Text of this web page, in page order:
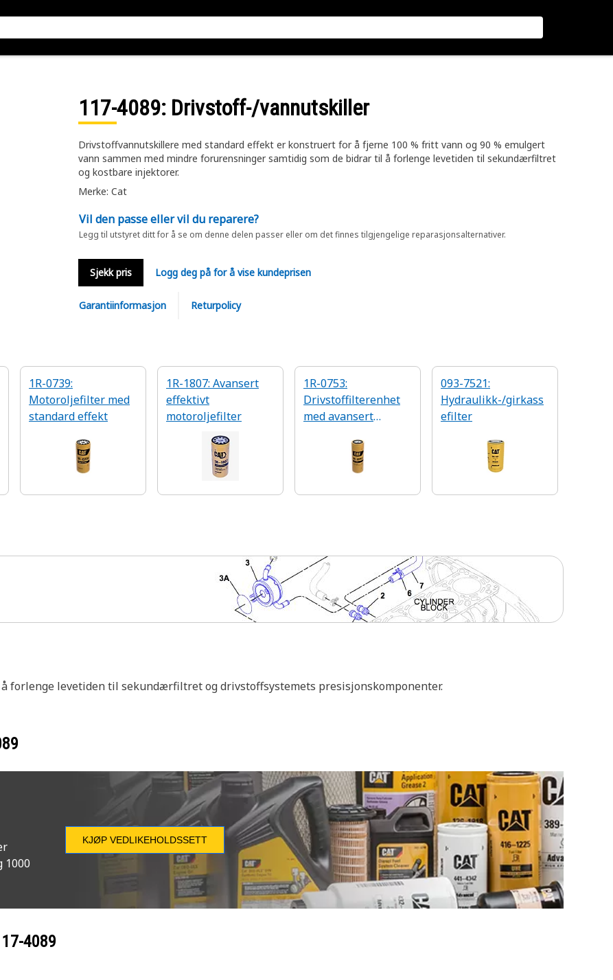
117-4089: Drivstoff-/vannutskiller
Drivstoffvannutskillere med standard effekt er konstruert for å fjerne 100 % fritt vann og 90 % emulgert
vann sammen med mindre forurensninger samtidig som de bidrar til å forlenge levetiden til sekundærfiltret
og kostbare injektorer.
Merke: Cat
Vil den passe eller vil du reparere?
Legg til utstyret ditt for å se om denne delen passer eller om det finnes tilgjengelige reparasjonsalternativer.
Sjekk pris Logg deg på for å vise kundeprisen
Garantiinformasjon Returpolicy
1R-0739:
Motoroljefilter med
standard effekt
1R-1807: Avansert
effektivt
motoroljefilter
1R-0753:
Drivstoffilterenhet
med avansert
093-7521:
Hydraulikk-/girkass
efilter
levetiden til sekundærfiltret og drivstoffsystemets presisjonskomponenter.
1000
KJØP VEDLIKEHOLDSSETT
4089